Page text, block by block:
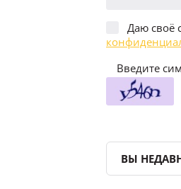
Даю своё
Введите
ВЫ